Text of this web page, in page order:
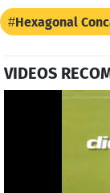
Hexagonal
VIDEOS